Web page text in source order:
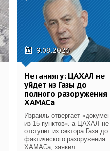
9.08.2026
Нетаниягу: ЦАХАЛ не
уйдет из Газы до
полного разоружения
ХАМАСа
Израиль отвергает
из 15 пунктов», а ЦАХАЛ не
отступит из сектора Газа до
фактического разоружения
ХАМАСа, заявил...